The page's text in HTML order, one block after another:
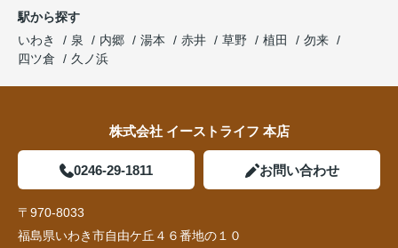
駅から探す
いわき
泉 内郷 湯本 赤井 草野 植田
勿来
四ツ倉
久ノ浜
株式会社 イーストライフ 本店
0246-29-1811 お問い合わせ
〒970-8033
福島県いわき市自由ケ丘４６番地の１０